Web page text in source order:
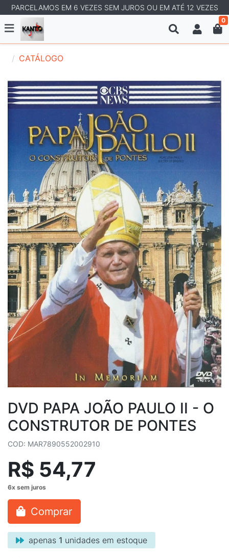
PARCELAMOS EM 6 VEZES SEM JUROS OU EM ATÉ 12 VEZES
0
CATÁLOGO
DVD PAPA JOÃO PAULO II - O
CONSTRUTOR DE PONTES
COD: MAR7890552002910
R$ 54,77
Comprar
apenas 1 unidades em estoque